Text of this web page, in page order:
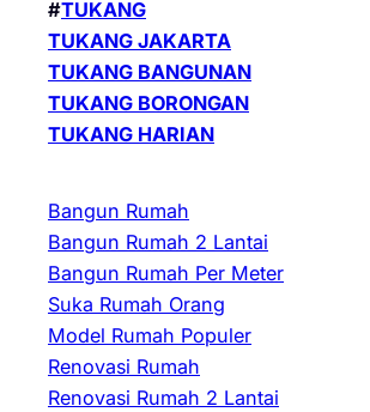
#TUKANG
TUKANG JAKARTA
TUKANG BANGUNAN
TUKANG BORONGAN
TUKANG HARIAN
Bangun Rumah
Bangun Rumah 2 Lantai
Bangun Rumah Per Meter
Suka Rumah Orang
Model Rumah Populer
Renovasi Rumah
Renovasi Rumah 2 Lantai